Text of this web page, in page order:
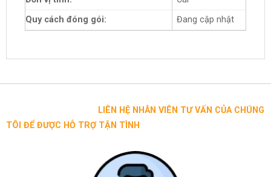
Quy cách đóng gói:
Đang cập nhật
LIÊN HỆ NHÂN VIÊN TƯ VẤN CỦA CHÚNG
TÔI ĐỂ ĐƯỢC HỖ TRỢ TẬN TÌNH